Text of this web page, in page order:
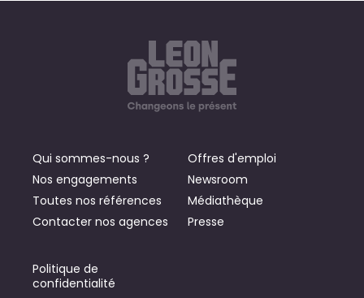
Qui sommes-nous ?
Nos engagements
Toutes nos références
Contacter nos agences
Offres d'emploi
Newsroom
Médiathèque
Presse
Politique de
confidentialité